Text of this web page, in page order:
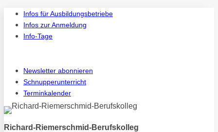
Zum
Inhalt
springen
Infos für Ausbildungsbetriebe
Infos zur Anmeldung
Info-Tage
Newsletter abonnieren
Schnupperunterricht
Terminkalender
Richard-Riemerschmid-Berufskolleg